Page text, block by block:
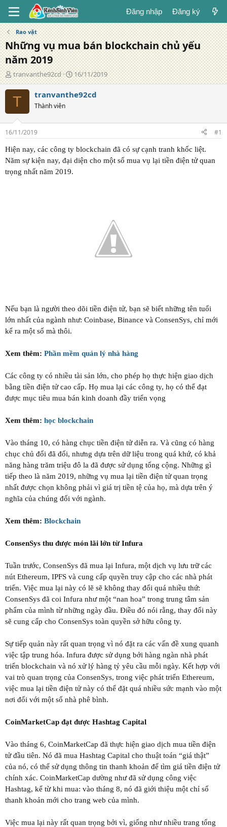
Đăng nhập Đăng ký
Rao vặt
Những vụ mua bán blockchain chủ yếu
năm 2019
T
á
c
g
ả
tranvanthe92cd
N
g
à
g
16/11/2019
T tranvanthe92cd
Thành viên
16/11/2019 #1
Hiện nay, các công ty blockchain đã có sự cạnh tranh khốc liệt.
Năm sự kiện nay, đại diện cho một số mua vụ lại tiền điện tử quan
trọng nhất năm 2019.
Nếu bạn là người theo dõi tiền điện tử, bạn sẽ biết những tên tuổi
lớn nhất của ngành như: Coinbase, Binance và ConsenSys, chỉ mới
kể ra một số mà thôi.
Xem thêm: Phần mềm quản lý nhà hàng
Các công ty có nhiều tài sản lớn, cho phép họ thực hiện giao dịch
bằng tiền điện tử cao cấp. Họ mua lại các công ty, họ có thể đạt
được mục tiêu mua bán kinh doanh đầy triển vọng
Xem thêm: học blockchain
Vào tháng 10, có hàng chục tiền điện tử diễn ra. Và cũng có hàng
chục chủ đổi đã đổi, nhưng dựa trên dữ liệu trong quá khứ, có khả
năng hàng trăm triệu đô la đã được sử dụng tổng cộng. Những gì
tiếp theo là năm 2019, những vụ mua lại tiền điện tử quan trọng
nhất được chọn không phải vì giá trị tiền tệ của họ, mà dựa trên ý
nghĩa của chúng đối với ngành.
Xem thêm: Blockchain
ConsenSys thu được món lãi lớn từ Infura
Tuần trước, ConsenSys đã mua lại Infura, một dịch vụ lưu trữ các
nút Ethereum, IPFS và cung cấp quyền truy cập cho các nhà phát
triển. Việc mua lại này có lẽ sẽ không thay đổi quá nhiều thứ:
ConsenSys đã coi Infura như một “nan hoa” trong trung tâm sản
phẩm của mình từ những ngày đầu. Điều đó nói rằng, thay đổi này
sẽ cung cấp cho ConsenSys toàn quyền sở hữu công ty.
Sự tiếp quản này rất quan trọng vì nó đặt ra các vấn đề xung quanh
việc tập trung hóa. Infura được sử dụng bởi hàng ngàn nhà phát
triển blockchain và nó xử lý hàng tỷ yêu cầu mỗi ngày. Kết hợp với
vai trò quan trọng của ConsenSys, trong việc phát triển Ethereum,
việc mua lại tiền điện tử này có thể đặt quá nhiều sức mạnh vào một
nơi đối với một số nhà phê bình.
CoinMarketCap đạt được Hashtag Capital
Vào tháng 6, CoinMarketCap đã thực hiện giao dịch mua tiền điện
tử đầu tiên. Nó đã mua Hashtag Capital cho thuật toán “giá thật”
của nó, có thể sử dụng thông tin thanh khoản để tìm giá tiền điện tử
chính xác. CoinMarketCap dường như đã sử dụng công việc
Hashtag, kể từ khi mua: vào tháng 8, nó đã giới thiệu một chỉ số
thanh khoản mới cho trang web của mình.
Việc mua lại này rất quan trọng bởi vì, giống như nhiều trang tổng